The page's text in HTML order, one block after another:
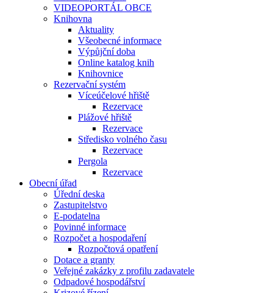
VIDEOPORTÁL OBCE
Knihovna
Aktuality
Všeobecné informace
Výpůjční doba
Online katalog knih
Knihovnice
Rezervační systém
Víceúčelové hřiště
Rezervace
Plážové hřiště
Rezervace
Středisko volného času
Rezervace
Pergola
Rezervace
Obecní úřad
Úřední deska
Zastupitelstvo
E-podatelna
Povinné informace
Rozpočet a hospodaření
Rozpočtová opatření
Dotace a granty
Veřejné zakázky z profilu zadavatele
Odpadové hospodářství